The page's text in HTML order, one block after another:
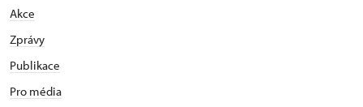
Akce
Zprávy
Publikace
Pro média